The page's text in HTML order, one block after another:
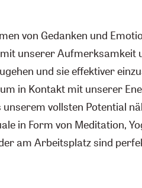
von Gedanken und
unserer Aufmerksamkeit
und sie effektiver
in Kontakt mit unserer
vollsten Potential
in Form von Meditation,
am Arbeitsplatz sind